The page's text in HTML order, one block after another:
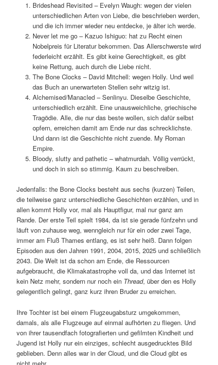
Brideshead Revisited – Evelyn Waugh: wegen der vielen
unterschiedlichen Arten von Liebe, die beschrieben werden,
und die ich immer wieder neu entdecke, je älter ich werde.
Never let me go – Kazuo Ishiguo: hat zu Recht einen
Nobelpreis für Literatur bekommen. Das Allerschwerste wird
federleicht erzählt. Es gibt keine Gerechtigkeit, es gibt
keine Rettung, auch durch die Liebe nicht.
The Bone Clocks – David Mitchell: wegen Holly. Und weil
das Buch an unerwarteten Stellen sehr witzig ist.
Alchemised/Manacled – Senlinyu. Dieselbe Geschichte,
unterschiedlich erzählt. Eine unausweichliche, griechische
Tragödie. Alle, die nur das beste wollen, sich dafür selbst
opfern, erreichen damit am Ende nur das schrecklichste.
Und dann ist die Geschichte nicht zuende. My Roman
Empire.
Bloody, slutty and pathetic – whatmurdah. Völlig verrückt,
und doch in sich so stimmig. Kaum zu beschreiben.
Jedenfalls: the Bone Clocks besteht aus sechs (kurzen) Teilen,
die teilweise ganz unterschiedliche Geschichten erzählen, und in
allen kommt Holly vor, mal als Hauptfigur, mal nur ganz am
Rande. Der erste Teil spielt 1984, da ist sie gerade fünfzehn und
läuft von zuhause weg, wenngleich nur für ein oder zwei Tage,
immer am Fluß Thames entlang, es ist sehr heiß. Dann folgen
Episoden aus den Jahren 1991, 2004, 2015, 2025 und schließlich
2043. Die Welt ist da schon am Ende, die Ressourcen
aufgebraucht, die Klimakatastrophe voll da, und das Internet ist
kein Netz mehr, sondern nur noch ein Thread, über den es Holly
gelegentlich gelingt, ganz kurz ihren Bruder zu erreichen.
Ihre Tochter ist bei einem Flugzeugabsturz umgekommen,
damals, als alle Flugzeuge auf einmal aufhörten zu fliegen. Und
von ihrer tausendfach fotografierten und gefilmten Kindheit und
Jugend ist Holly nur ein einziges, schlecht ausgedrucktes Bild
geblieben. Denn alles war in der Cloud, und die Cloud gibt es
nicht mehr.